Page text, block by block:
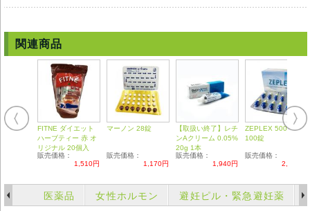
能維持など、生命活動の重要な羅針盤を握るものです。
口内炎やニキビに効力を発揮し、スキンケア成分にも配合されるB6は、
アミノ酸の代謝に関わる水溶性ビタミンで、赤血球のヘム合成に携わり、
筋肉の働きや血糖値の維持、免疫力の向上にもつとめます。
貧血の方に、効果的なのがB12です。
葉酸とつながり、赤血球を作る造血作用を促します。
また神経細胞の中の核酸に働きかけ、神経細胞の修復にかかります。
精神疲労、肉体疲労が積み重なっている方、貧血気味の方で、サプリメン
トを毎食後に定期的に摂る機会のない方へお勧めの複合剤です。
大人1日1錠 服用になります。
ビタミンB製剤は温度の影響を受けやすいので高温多湿な場所を避けて保
存して下さい。
B12をさらに効かせたい方は、葉酸やビオチン(ビタミンH)配合サプリメ
ントを併用される事をお勧め致します。
関連商品
FITNE ダイエット
ハーブティー 赤 オ
リジナル 20個入
販売価格：
1,510円
マーノン 28錠
販売価格：
1,170円
【取扱い終了】レチ
ンAクリーム 0.05%
20g 1本
販売価格：
1,940円
ZEPLEX 500mg
100錠
販売価格：
2,700円
医薬品 女性ホルモン 避妊ピル・緊急避妊薬